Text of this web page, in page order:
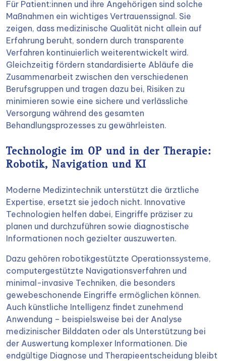
Für Patient:innen und ihre Angehörigen sind solche
Maßnahmen ein wichtiges Vertrauenssignal. Sie
zeigen, dass medizinische Qualität nicht allein auf
Erfahrung beruht, sondern durch transparente
Verfahren kontinuierlich weiterentwickelt wird.
Gleichzeitig fördern standardisierte Abläufe die
Zusammenarbeit zwischen den verschiedenen
Berufsgruppen und tragen dazu bei, Risiken zu
minimieren sowie eine sichere und verlässliche
Versorgung während des gesamten
Behandlungsprozesses zu gewährleisten.
Technologie im OP und in der Therapie:
Robotik, Navigation und KI
Moderne Medizintechnik unterstützt die ärztliche
Expertise, ersetzt sie jedoch nicht. Innovative
Technologien helfen dabei, Eingriffe präziser zu
planen und durchzuführen sowie diagnostische
Informationen noch gezielter auszuwerten.
Dazu gehören robotikgestützte Operationssysteme,
computergestützte Navigationsverfahren und
minimal-invasive Techniken, die besonders
gewebeschonende Eingriffe ermöglichen können.
Auch künstliche Intelligenz findet zunehmend
Anwendung – beispielsweise bei der Analyse
medizinischer Bilddaten oder als Unterstützung bei
der Auswertung komplexer Informationen. Die
endgültige Diagnose und Therapieentscheidung bleibt